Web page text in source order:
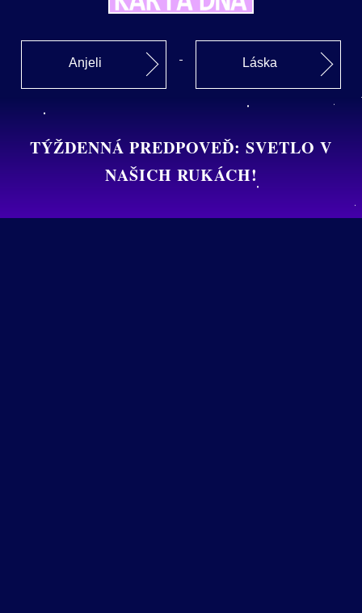
Anjeli Láska
TÝŽDENNÁ PREDPOVEĎ: SVETLO V
NAŠICH RUKÁCH!